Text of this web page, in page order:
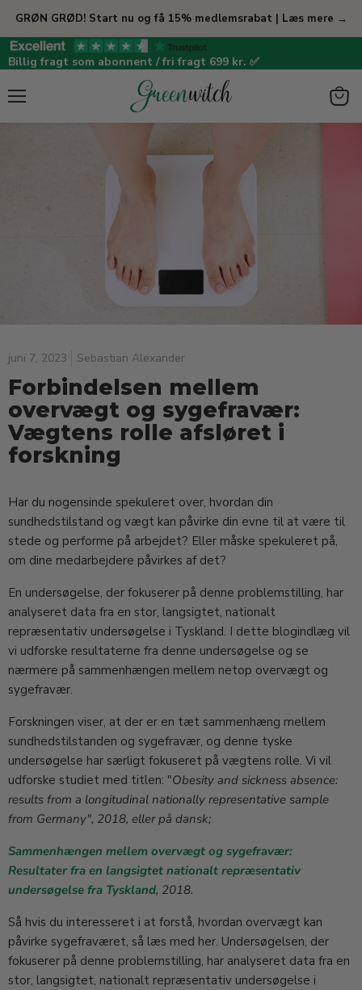
GRØN GRØD! Start nu og få 15% medlemsrabat | Læs mere →
Billig fragt som abonnent / fri fragt 699 kr. ✅
juni 7, 2023 Sebastian Alexander
Forbindelsen mellem
overvægt og sygefravær:
Vægtens rolle afsløret i
forskning
Har du nogensinde spekuleret over, hvordan din
sundhedstilstand og vægt kan påvirke din evne til at være til
stede og performe på arbejdet? Eller måske spekuleret på,
om dine medarbejdere påvirkes af det?
En undersøgelse, der fokuserer på denne problemstilling, har
analyseret data fra en stor, langsigtet, nationalt
repræsentativ undersøgelse i Tyskland. I dette blogindlæg vil
vi udforske resultaterne fra denne undersøgelse og se
nærmere på sammenhængen mellem netop overvægt og
sygefravær.
Forskningen viser, at der er en tæt sammenhæng mellem
sundhedstilstanden og sygefravær, og denne tyske
undersøgelse har særligt fokuseret på vægtens rolle. Vi vil
udforske studiet med titlen: "Obesity and sickness absence:
results from a longitudinal nationally representative sample
from Germany", 2018, eller på dansk;
Sammenhængen mellem overvægt og sygefravær:
Resultater fra en langsigtet nationalt repræsentativ
undersøgelse fra Tyskland, 2018.
Så hvis du interesseret i at forstå, hvordan overvægt kan
påvirke sygefraværet, så læs med her. Undersøgelsen, der
fokuserer på denne problemstilling, har analyseret data fra en
stor, langsigtet, nationalt repræsentativ undersøgelse i